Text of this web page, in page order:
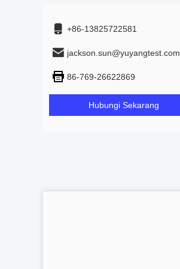
+86-13825722581
jackson.sun@yuyangtest.com
86-769-26622869
Hubungi Sekarang